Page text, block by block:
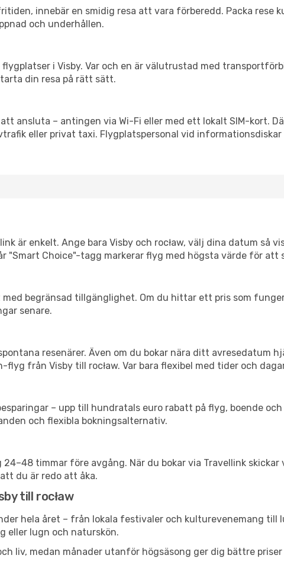
innebär en smidig resa att vara förberedd. Packa rese
och underhållen.
i Visby. Var och en är välutrustad med
din resa på rätt sätt.
ansluta – antingen via Wi-Fi eller med ett lokalt SIM-kort.
eller privat taxi. Flygplatspersonal vid
är enkelt. Ange bara Visby och rocław, välj dina datum så
"Smart Choice"-tagg markerar flyg med högsta värde för att
med begränsad tillgänglighet. Om du hittar ett pris som
senare.
resenärer. Även om du bokar nära ditt avresedatum
från Visby till rocław. Var bara flexibel med tider och
– upp till hundratals euro rabatt på flyg, boende
och flexibla bokningsalternativ.
timmar före avgång. När du bokar via Travellink
du är redo att åka.
till rocław
hela året – från lokala festivaler och kulturevenemang till
eller lugn och naturskön.
liv, medan månader utanför högsäsong ger dig bättre